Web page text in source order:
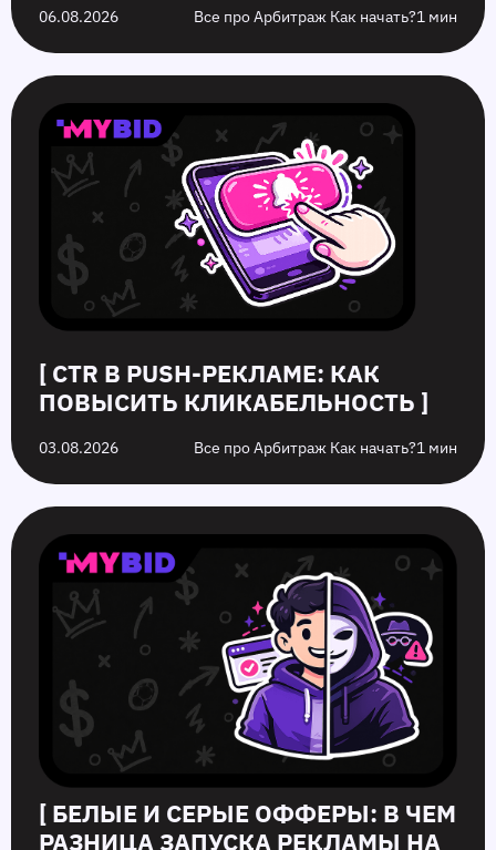
06.08.2026 Все про Арбитраж Как начать?1 мин
[ CTR В PUSH-РЕКЛАМЕ: КАК
ПОВЫСИТЬ КЛИКАБЕЛЬНОСТЬ ]
03.08.2026 Все про Арбитраж Как начать?1 мин
[ БЕЛЫЕ И СЕРЫЕ ОФФЕРЫ: В ЧЕМ
РАЗНИЦА ЗАПУСКА РЕКЛАМЫ НА